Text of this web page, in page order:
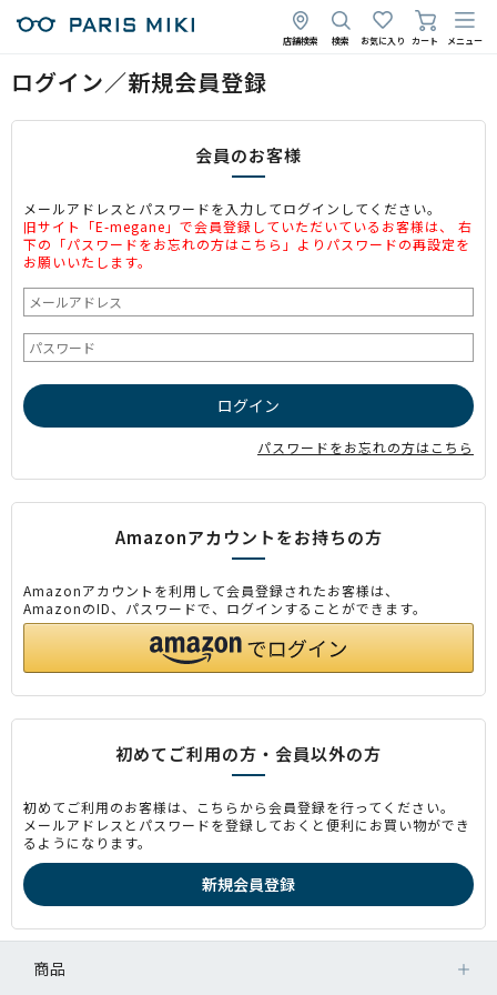
店舗検索 検索 お気に入り カート メニュー
ログイン／新規会員登録
会員のお客様
メールアドレスとパスワードを入力してログインしてください。
旧サイト「E-megane」で会員登録していただいているお客様は、 右
下の「パスワードをお忘れの方はこちら」よりパスワードの再設定を
お願いいたします。
パスワードをお忘れの方はこちら
Amazonアカウントをお持ちの方
Amazonアカウントを利用して会員登録されたお客様は、
AmazonのID、パスワードで、ログインすることができます。
初めてご利用の方・会員以外の方
初めてご利用のお客様は、こちらから会員登録を行ってください。
メールアドレスとパスワードを登録しておくと便利にお買い物ができ
るようになります。
商品